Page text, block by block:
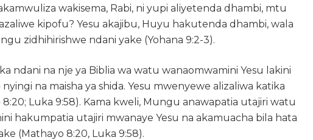
wakisema, Rabi, ni yupi aliyetenda dhambi, mtu
kipofu? Yesu akajibu, Huyu hakutenda dhambi, wala
zidhihirishwe ndani yake (Yohana 9:2-3).
ndani na nje ya Biblia wa watu wanaomwamini Yesu lakini
na maisha ya shida. Yesu mwenyewe alizaliwa katika
8:20; Luka 9:58). Kama kweli, Mungu anawapatia utajiri watu
hakumpatia utajiri mwanaye Yesu na akamuacha bila hata
(Mathayo 8:20, Luka 9:58).